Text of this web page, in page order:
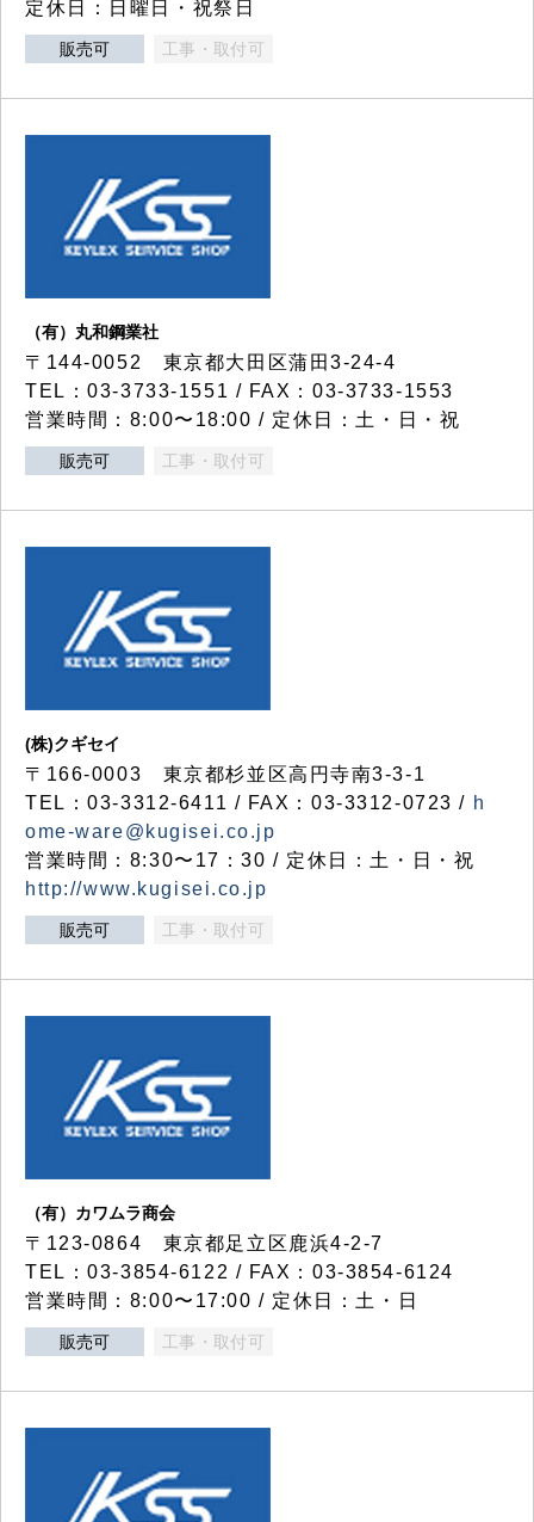
定休日：日曜日・祝祭日
販売可 工事・取付可
（有）丸和鋼業社
〒144-0052 東京都大田区蒲田3-24-4
TEL：03-3733-1551 / FAX：03-3733-1553
営業時間：8:00〜18:00 / 定休日：土・日・祝
販売可 工事・取付可
(株)クギセイ
〒166-0003 東京都杉並区高円寺南3-3-1
TEL：03-3312-6411 / FAX：03-3312-0723 / h
ome-ware@kugisei.co.jp
営業時間：8:30〜17：30 / 定休日：土・日・祝
http://www.kugisei.co.jp
販売可 工事・取付可
（有）カワムラ商会
〒123-0864 東京都足立区鹿浜4-2-7
TEL：03-3854-6122 / FAX：03-3854-6124
営業時間：8:00〜17:00 / 定休日：土・日
販売可 工事・取付可